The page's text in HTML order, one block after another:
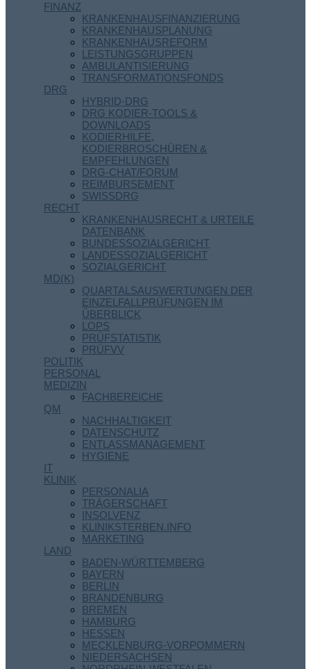
FINANZ
KRANKENHAUSFINANZIERUNG
KRANKENHAUSPLANUNG
KRANKENHAUSREFORM
LEISTUNGSGRUPPEN
AMBULANTISIERUNG
TRANSFORMATIONSFONDS
DRG
HYBRID-DRG
DRG KODIER-TOOLS &
DOWNLOADS
KODIERHILFE,
KODIERBROSCHÜREN &
EMPFEHLUNGEN
DRG-CHAT/FORUM
REIMBURSEMENT
SWISSDRG
RECHT
KRANKENHAUSRECHT & URTEILE
DATENBANK
BUNDESSOZIALGERICHT
LANDESSOZIALGERICHT
SOZIALGERICHT
MD(K)
QUARTALSAUSWERTUNGEN DER
EINZELFALLPRÜFUNGEN IM
ÜBERBLICK
LOPS
PRÜFSTATISTIK
PRÜFVV
POLITIK
PERSONAL
MEDIZIN
FACHBEREICHE
QM
NACHHALTIGKEIT
DATENSCHUTZ
ENTLASSMANAGEMENT
HYGIENE
IT
KLINIK
PERSONALIA
TRÄGERSCHAFT
INSOLVENZ
KLINIKSTERBEN.INFO
MARKETING
LAND
BADEN-WÜRTTEMBERG
BAYERN
BERLIN
BRANDENBURG
BREMEN
HAMBURG
HESSEN
MECKLENBURG-VORPOMMERN
NIEDERSACHSEN